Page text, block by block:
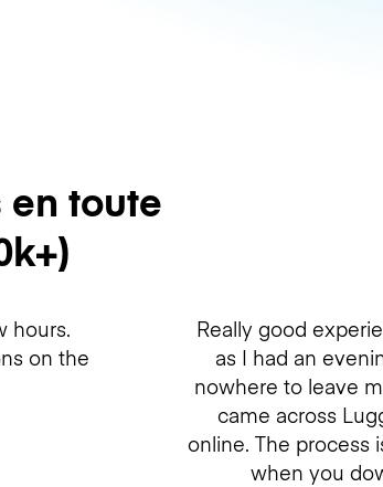
en toute
hours.
on the
Really good
as I had an
nowhere to leave
came across
online. The process
when you